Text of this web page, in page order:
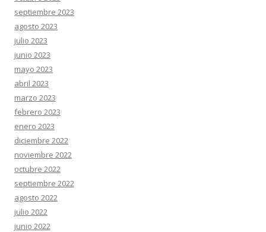
septiembre 2023
agosto 2023
julio 2023
junio 2023
mayo 2023
abril 2023
marzo 2023
febrero 2023
enero 2023
diciembre 2022
noviembre 2022
octubre 2022
septiembre 2022
agosto 2022
julio 2022
junio 2022